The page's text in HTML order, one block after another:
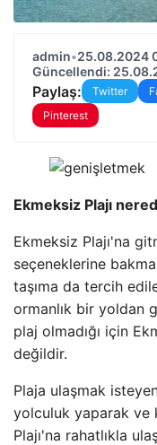
admin•25.08.2024
Güncellendi:
Paylaş: Twitter
Pinterest
Ekmeksiz Plajı
Ekmeksiz Plajı'na
seçeneklerine
taşıma da tercih
ormanlık bir yoldan
plaj olmadığı için
değildir.
Plaja ulaşmak
yolculuk yaparak ve
Plajı'na rahatlıkla